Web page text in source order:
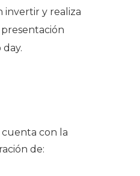
invertir y realiza
day.
con la
de: